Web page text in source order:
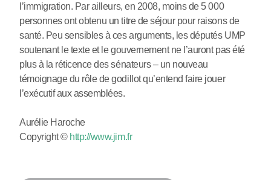
l’immigration. Par ailleurs, en 2008, moins de 5 000
personnes ont obtenu un titre de séjour pour raisons de
santé. Peu sensibles à ces arguments, les députés UMP
soutenant le texte et le gouvernement ne l’auront pas été
plus à la réticence des sénateurs – un nouveau
témoignage du rôle de godillot qu’entend faire jouer
l’exécutif aux assemblées.
Aurélie Haroche
Copyright © http://www.jim.fr